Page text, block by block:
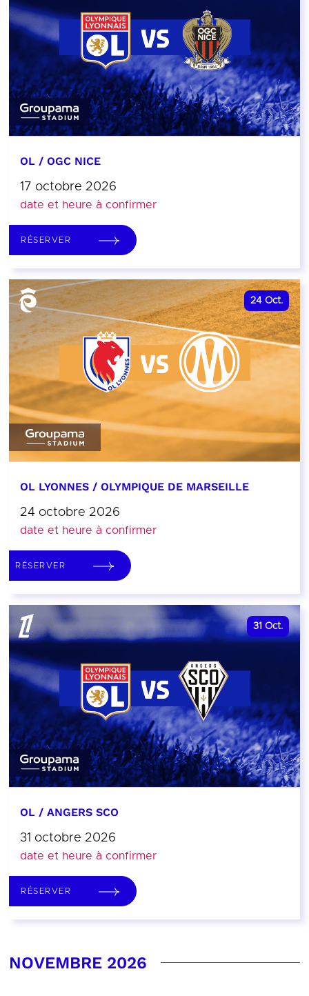
OL / OGC NICE
17 octobre 2026
date et heure à confirmer
RÉSERVER
24 Oct.
OL LYONNES / OLYMPIQUE DE MARSEILLE
24 octobre 2026
date et heure à confirmer
RÉSERVER
31 Oct.
OL / ANGERS SCO
31 octobre 2026
date et heure à confirmer
RÉSERVER
NOVEMBRE 2026